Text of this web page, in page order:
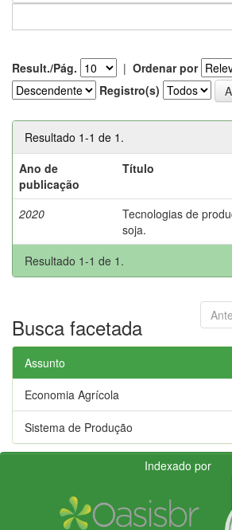
Result./Pág. | Ordenar por
Registro(s)
Resultado 1-1 de 1.
Ano de
publicação
Título
2020
Tecnologias de
soja.
Resultado 1-1 de 1.
Busca facetada
Assunto
Economia Agrícola
Sistema de Produção
Indexado por